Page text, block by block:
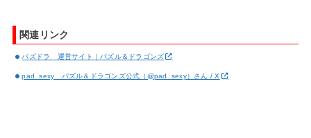
関連リンク
パズドラ 運営サイト｜パズル＆ドラゴンズ
pad_sexy パズル＆ドラゴンズ公式（@pad_sexy）さん / X